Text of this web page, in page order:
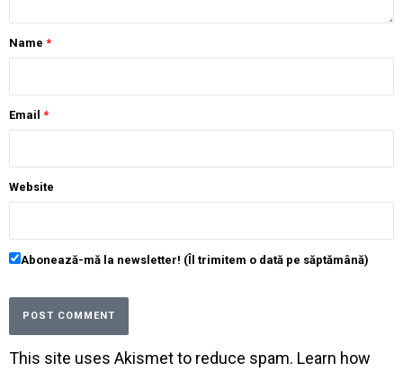
Name *
Email *
Website
Abonează-mă la newsletter! (Îl trimitem o dată pe săptămână)
This site uses Akismet to reduce spam. Learn how